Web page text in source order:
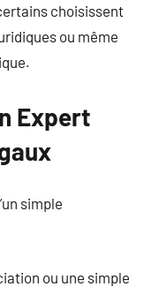
choisissent
ou même
Expert
simple
ou une simple